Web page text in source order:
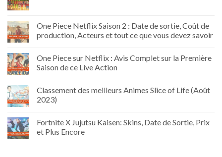
One Piece Netflix Saison 2 : Date de sortie, Coût de
production, Acteurs et tout ce que vous devez savoir
One Piece sur Netflix : Avis Complet sur la Première
Saison de ce Live Action
Classement des meilleurs Animes Slice of Life (Août
2023)
Fortnite X Jujutsu Kaisen: Skins, Date de Sortie, Prix
et Plus Encore